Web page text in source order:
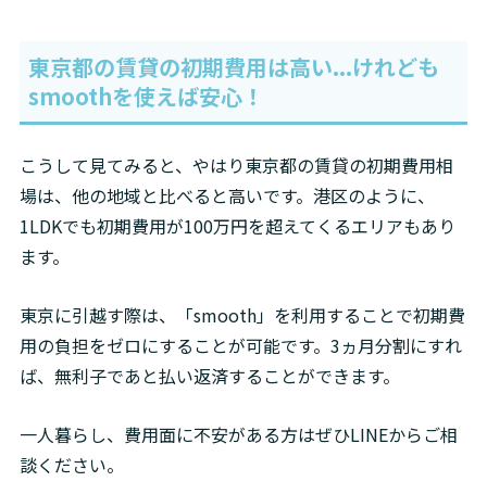
東京都の賃貸の初期費用は高い...けれども
smoothを使えば安心！
こうして見てみると、やはり東京都の賃貸の初期費用相
場は、他の地域と比べると高いです。港区のように、
1LDKでも初期費用が100万円を超えてくるエリアもあり
東京に引越す際は、「smooth」を利用することで初期費
用の負担をゼロにすることが可能です。3ヵ月分割にすれ
ば、無利子であと払い返済することができます。
一人暮らし、費用面に不安がある方はぜひLINEからご相
談ください。